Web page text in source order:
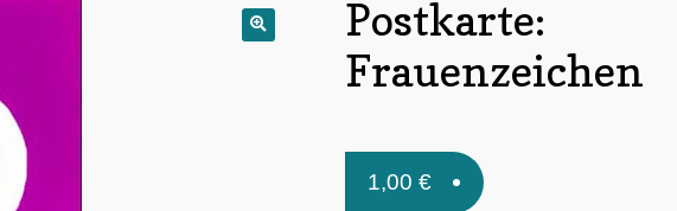
Postkarte:
Frauenzeichen
1,00€